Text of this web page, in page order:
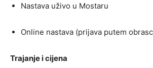
Nastava uživo u Mostaru
Online nastava (prijava putem
Trajanje i cijena